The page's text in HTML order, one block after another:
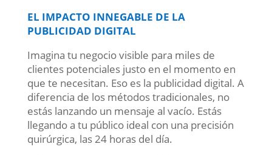
EL IMPACTO INNEGABLE DE LA
PUBLICIDAD DIGITAL
Imagina tu negocio visible para miles de
clientes potenciales justo en el momento en
que te necesitan. Eso es la publicidad digital. A
diferencia de los métodos tradicionales, no
estás lanzando un mensaje al vacío. Estás
llegando a tu público ideal con una precisión
quirúrgica, las 24 horas del día.